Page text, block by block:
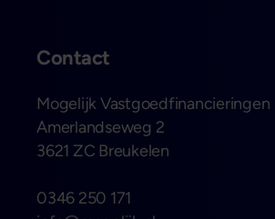
Contact
Mogelijk Vastgoedfinancieringen
Amerlandseweg 2
3621 ZC Breukelen
0346 250 171